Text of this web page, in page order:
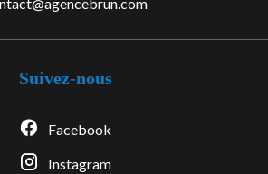
Suivez-nous
Facebook
Instagram